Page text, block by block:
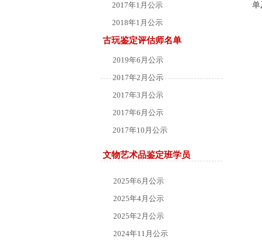
单
2017年1月公示
2018年1月公示
古玩鉴定评估师名单
2019年6月公示
2017年2月公示
2017年3月公示
2017年6月公示
2017年10月公示
2018年4月公示
文物艺术品鉴定班学员
2025年6月公示
2025年4月公示
2025年2月公示
2024年11月公示